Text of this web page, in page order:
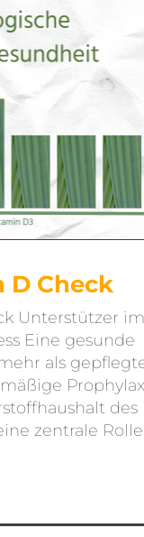
D Check
Unterstützer im
Eine gesunde
als
des
zentrale Rolle